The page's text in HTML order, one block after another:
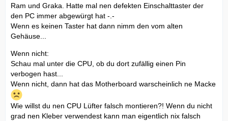
Ram und Graka. Hatte mal nen defekten Einschalttaster der
den PC immer abgewürgt hat -.-
Wenn es keinen Taster hat dann nimm den vom alten
Gehäuse...
Wenn nicht:
Schau mal unter die CPU, ob du dort zufällig einen Pin
verbogen hast...
Wenn nicht, dann hat das Motherboard warscheinlich ne Macke
Wie willst du nen CPU Lüfter falsch montieren?! Wenn du nicht
grad nen Kleber verwendest kann man eigentlich nix falsch